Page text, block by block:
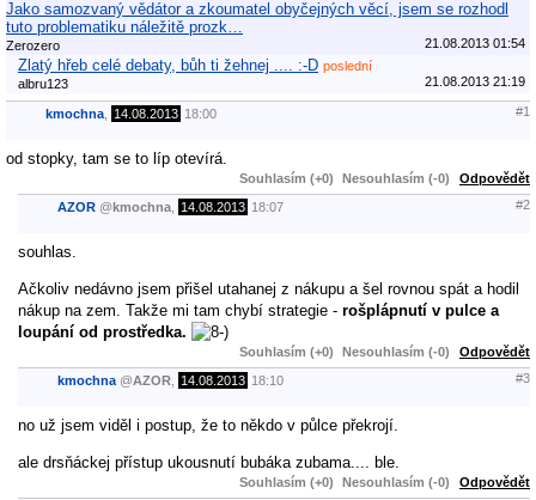
Jako samozvaný vědátor a zkoumatel obyčejných věcí, jsem se rozhodl
tuto problematiku náležitě prozk…
Zerozero 21.08.2013 01:54
Zlatý hřeb celé debaty, bůh ti žehnej .... :-D poslední
albru123
21.08.2013 21:19
kmochna 14.08.2013 18:00 #1
od stopky, tam se to líp otevírá.
Souhlasím (+0) Nesouhlasím (-0) Odpovědět
AZOR @kmochna 14.08.2013 18:07 #2
souhlas.
Ačkoliv nedávno jsem přišel utahanej z nákupu a šel rovnou spát a hodil
nákup na zem. Takže mi tam chybí strategie - rošplápnutí v pulce a
loupání od prostředka.
Souhlasím (+0) Nesouhlasím (-0) Odpovědět
kmochna @AZOR 14.08.2013 18:10 #3
no už jsem viděl i postup, že to někdo v půlce překrojí.
ale drsňáckej přístup ukousnutí bubáka zubama.... ble.
Souhlasím (+0) Nesouhlasím (-0) Odpovědět